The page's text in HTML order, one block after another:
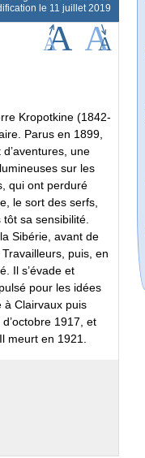
le 11 juillet 2019
Kropotkine (1842-
Parus en 1899,
une
sur les
qui ont perduré
le sort des serfs,
sa sensibilité.
Sibérie, avant de
puis, en
Il s’évade et
pour les idées
à Clairvaux puis
1917, et
meurt en 1921.